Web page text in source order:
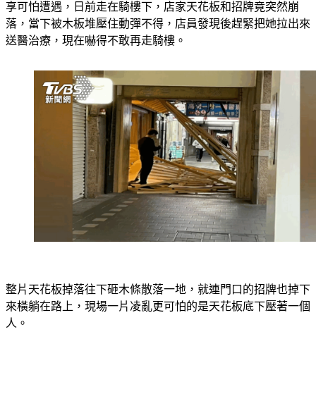
落，當下被木板堆壓住動彈不得，店員發現後趕緊把她拉出來
送醫治療，現在嚇得不敢再走騎樓。
來橫躺在路上，現場一片凌亂更可怕的是天花板底下壓著一個
人。